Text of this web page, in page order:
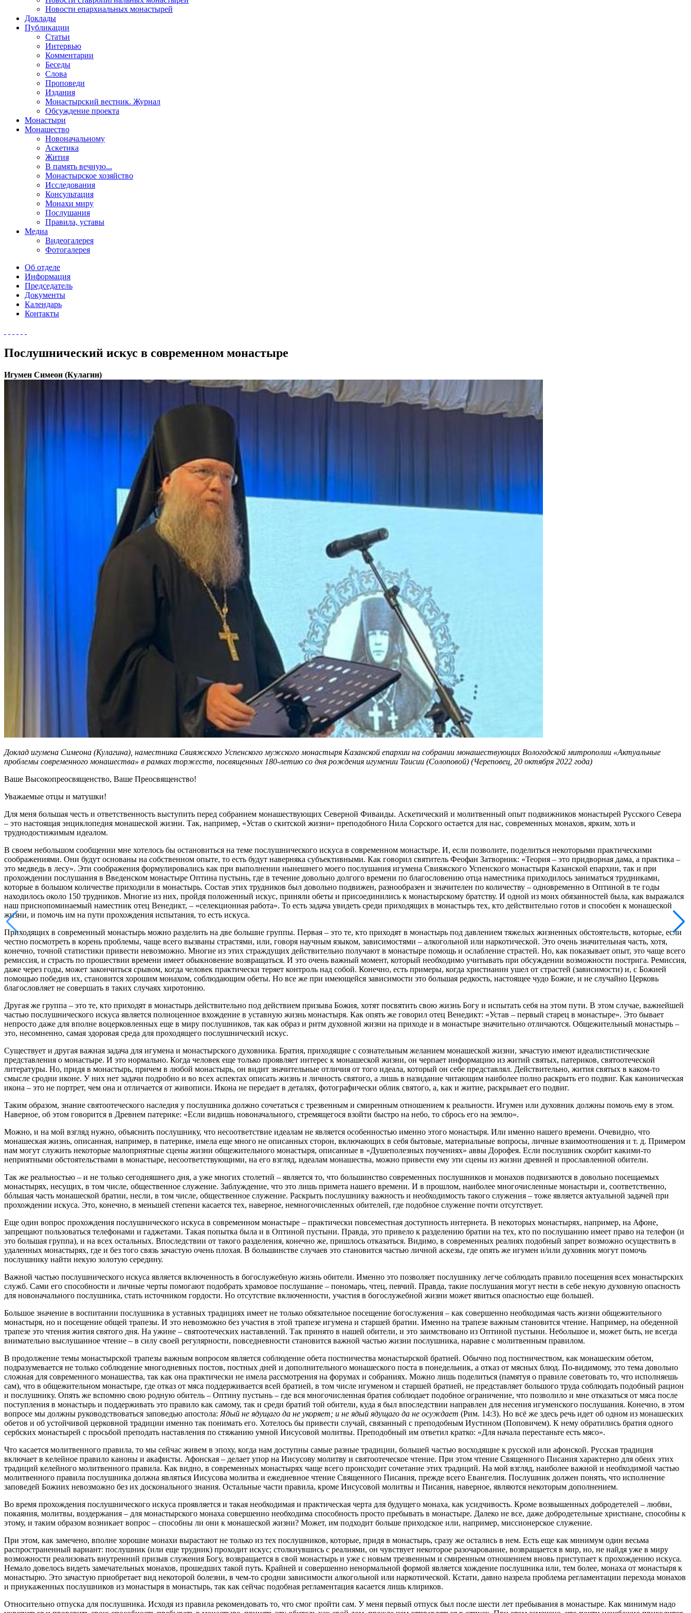
Новости епархиальных монастырей
Доклады
Публикации
Статьи
Интервью
Комментарии
Беседы
Слова
Проповеди
Издания
Монастырский вестник. Журнал
Обсуждение проекта
Монастыри
Монашество
Новоначальному
Аскетика
Жития
В память вечную...
Монастырское хозяйство
Исследования
Консультация
Монахи миру
Послушания
Правила, уставы
Медиа
Видеогалерея
Фотогалерея
Об отделе
Информация
Председатель
Документы
Календарь
Контакты
Послушнический искус в современном монастыре
Игумен Симеон (Кулагин)
Доклад игумена Симеона (Кулагина), наместника Свияжского Успенского мужского монастыря Казанской епархии на собрании монашествующих Вологодской митрополии «Актуальные
проблемы современного монашества» в рамках торжеств, посвященных 180-летию со дня рождения игумении Таисии (Солоповой) (Череповец, 20 октября 2022 года)
Ваше Высокопреосвященство, Ваше Преосвященство!
Уважаемые отцы и матушки!
Для меня большая честь и ответственность выступить перед собранием монашествующих Северной Фиваиды. Аскетический и молитвенный опыт подвижников монастырей Русского Севера
– это настоящая энциклопедия монашеской жизни. Так, например, «Устав о скитской жизни» преподобного Нила Сорского остается для нас, современных монахов, ярким, хоть и
труднодостижимым идеалом.
В своем небольшом сообщении мне хотелось бы остановиться на теме послушнического искуса в современном монастыре. И, если позволите, поделиться некоторыми практическими
соображениями. Они будут основаны на собственном опыте, то есть будут наверняка субъективными. Как говорил святитель Феофан Затворник: «Теория – это придворная дама, а практика –
это медведь в лесу». Эти соображения формулировались как при выполнении нынешнего моего послушания игумена Свияжского Успенского монастыря Казанской епархии, так и при
прохождении послушания в Введенском монастыре Оптина пустынь, где в течение довольно долгого времени по благословению отца наместника приходилось заниматься трудниками,
которые в большом количестве приходили в монастырь. Состав этих трудников был довольно подвижен, разнообразен и значителен по количеству – одновременно в Оптиной в те годы
находилось около 150 трудников. Многие из них, пройдя положенный искус, приняли обеты и присоединились к монастырскому братству. И одной из моих обязанностей была, как выражался
наш приснопоминаемый наместник отец Венедикт, – «селекционная работа». То есть задача увидеть среди приходящих в монастырь тех, кто действительно готов и способен к монашеской
жизни, и помочь им на пути прохождения испытания, то есть искуса.
Приходящих в современный монастырь можно разделить на две большие группы. Первая – это те, кто приходят в монастырь под давлением тяжелых жизненных обстоятельств, которые, если
честно посмотреть в корень проблемы, чаще всего вызваны страстями, или, говоря научным языком, зависимостями – алкогольной или наркотической. Это очень значительная часть, хотя,
конечно, точной статистики привести невозможно. Многие из этих страждущих действительно получают в монастыре помощь и ослабление страстей. Но, как показывает опыт, это чаще всего
ремиссия, и страсть по прошествии времени имеет обыкновение возвращаться. И это очень важный момент, который необходимо учитывать при обсуждении возможности пострига. Ремиссия,
даже через годы, может закончиться срывом, когда человек практически теряет контроль над собой. Конечно, есть примеры, когда христианин ушел от страстей (зависимости) и, с Божией
помощью победив их, становится хорошим монахом, соблюдающим обеты. Но все же при имеющейся зависимости это большая редкость, настоящее чудо Божие, и не случайно Церковь
благословляет не совершать в таких случаях хиротонию.
Другая же группа – это те, кто приходят в монастырь действительно под действием призыва Божия, хотят посвятить свою жизнь Богу и испытать себя на этом пути. В этом случае, важнейшей
частью послушнического искуса является полноценное вхождение в уставную жизнь монастыря. Как опять же говорил отец Венедикт: «Устав – первый старец в монастыре». Это бывает
непросто даже для вполне воцерковленных еще в миру послушников, так как образ и ритм духовной жизни на приходе и в монастыре значительно отличаются. Общежительный монастырь –
это, несомненно, самая здоровая среда для проходящего послушнический искус.
Существует и другая важная задача для игумена и монастырского духовника. Братия, приходящие с сознательным желанием монашеской жизни, зачастую имеют идеалистистические
представления о монастыре. И это нормально. Когда человек еще только проявляет интерес к монашеской жизни, он черпает информацию из житий святых, патериков, святоотеческой
литературы. Но, придя в монастырь, причем в любой монастырь, он видит значительные отличия от того идеала, который он себе представлял. Действительно, жития святых в каком-то
смысле сродни иконе. У них нет задачи подробно и во всех аспектах описать жизнь и личность святого, а лишь в назидание читающим наиболее полно раскрыть его подвиг. Как каноническая
икона – это не портрет, чем она и отличается от живописи. Икона не передает в деталях, фотографически облик святого, а, как и житие, раскрывает его подвиг.
Таким образом, знание святоотеческого наследия у послушника должно сочетаться с трезвенным и смиренным отношением к реальности. Игумен или духовник должны помочь ему в этом.
Наверное, об этом говорится в Древнем патерике: «Если видишь новоначального, стремящегося взойти быстро на небо, то сбрось его на землю».
Можно, и на мой взгляд нужно, объяснить послушнику, что несоответствие идеалам не является особенностью именно этого монастыря. Или именно нашего времени. Очевидно, что
монашеская жизнь, описанная, например, в патерике, имела еще много не описанных сторон, включающих в себя бытовые, материальные вопросы, личные взаимоотношения и т. д. Примером
нам могут служить некоторые малоприятные сцены жизни общежительного монастыря, описанные в «Душеполезных поучениях» аввы Дорофея. Если послушник скорбит какими-то
неприятными обстоятельствами в монастыре, несоответствующими, на его взгляд, идеалам монашества, можно привести ему эти сцены из жизни древней и прославленной обители.
Так же реальностью – и не только сегодняшнего дня, а уже многих столетий – является то, что большинство современных послушников и монахов подвизаются в довольно посещаемых
монастырях, несущих, в том числе, общественное служение. Заблуждение, что это лишь примета нашего времени. И в прошлом, наиболее многочисленные монастыри и, соответственно,
бóльшая часть монашеской братии, несли, в том числе, общественное служение. Раскрыть послушнику важность и необходимость такого служения – тоже является актуальной задачей при
прохождении искуса. Это, конечно, в меньшей степени касается тех, наверное, немногочисленных обителей, где подобное служение почти отсутствует.
Еще один вопрос прохождения послушнического искуса в современном монастыре – практически повсеместная доступность интернета. В некоторых монастырях, например, на Афоне,
запрещают пользоваться телефонами и гаджетами. Такая попытка была и в Оптиной пустыни. Правда, это привело к разделению братии на тех, кто по послушанию имеет право на телефон (и
это большая группа), и на всех остальных. Впоследствии от такого разделения, конечно же, пришлось отказаться. Видимо, в современных реалиях подобный запрет возможно осуществить в
удаленных монастырях, где и без того связь зачастую очень плохая. В большинстве случаев это становится частью личной аскезы, где опять же игумен и/или духовник могут помочь
послушнику найти некую золотую середину.
Важной частью послушнического искуса является включенность в богослужебную жизнь обители. Именно это позволяет послушнику легче соблюдать правило посещения всех монастырских
служб. Сами его способности и личные черты помогают подобрать храмовое послушание – пономарь, чтец, певчий. Правда, такие послушания могут нести в себе некую духовную опасность
для новоначального послушника, стать источником гордости. Но отсутствие включенности, участия в богослужебной жизни может явиться опасностью еще большей.
Большое значение в воспитании послушника в уставных традициях имеет не только обязательное посещение богослужения – как совершенно необходимая часть жизни общежительного
монастыря, но и посещение общей трапезы. И это невозможно без участия в этой трапезе игумена и старшей братии. Именно на трапезе важным становится чтение. Например, на обеденной
трапезе это чтения жития святого дня. На ужине – святоотеческих наставлений. Так принято в нашей обители, и это заимствовано из Оптиной пустыни. Небольшое и, может быть, не всегда
внимательно выслушанное чтение – в силу своей регулярности, повседневности становится важной частью жизни послушника, наравне с молитвенным правилом.
В продолжение темы монастырской трапезы важным вопросом является соблюдение обета постничества монастырской братией. Обычно под постничеством, как монашеским обетом,
подразумевается не только соблюдение многодневных постов, постных дней и дополнительного монашеского поста в понедельник, а отказ от мясных блюд. По-видимому, это тема довольно
сложная для современного монашества, так как она практически не имела рассмотрения на форумах и собраниях. Можно лишь поделиться (памятуя о правиле советовать то, что исполняешь
сам), что в общежительном монастыре, где отказ от мяса поддерживается всей братией, в том числе игуменом и старшей братией, не представляет большого труда соблюдать подобный рацион
и послушнику. Опять же вспомню свою родную обитель – Оптину пустынь – где вся многочисленная братия соблюдает подобное ограничение, что позволило и мне отказаться от мяса после
поступления в монастырь и поддерживать это правило как самому, так и среди братий той обители, куда я был впоследствии направлен для несения игуменского послушания. Конечно, в этом
вопросе мы должны руководствоваться заповедью апостола: Ядый не ядущаго да не укоряет; и не ядый ядущаго да не осуждает (Рим. 14:3). Но всё же здесь речь идет об одном из монашеских
обетов и об устойчивой церковной традиции именно так понимать его. Хотелось бы привести случай, связанный с преподобным Иустином (Поповичем). К нему обратились братия одного
сербских монастырей с просьбой преподать наставления по стяжанию умной Иисусовой молитвы. Преподобный им ответил кратко: «Для начала перестаньте есть мясо».
Что касается молитвенного правила, то мы сейчас живем в эпоху, когда нам доступны самые разные традиции, большей частью восходящие к русской или афонской. Русская традиция
включает в келейное правило каноны и акафисты. Афонская – делает упор на Иисусову молитву и святоотеческое чтение. При этом чтение Священного Писания характерно для обеих этих
традиций келейного молитвенного правила. Как видно, в современных монастырях чаще всего происходит сочетание этих традиций. На мой взгляд, наиболее важной и необходимой частью
молитвенного правила послушника должна являться Иисусова молитва и ежедневное чтение Священного Писания, прежде всего Евангелия. Послушник должен понять, что исполнение
заповедей Божиих невозможно без их досконального знания. Остальные части правила, кроме Иисусовой молитвы и Писания, наверное, являются некоторым дополнением.
Во время прохождения послушнического искуса проявляется и такая необходимая и практическая черта для будущего монаха, как усидчивость. Кроме возвышенных добродетелей – любви,
покаяния, молитвы, воздержания – для монастырского монаха совершенно необходима способность просто пребывать в монастыре. Далеко не все, даже добродетельные христиане, способны к
этому, и таким образом возникает вопрос – способны ли они к монашеской жизни? Может, им подходит больше приходское или, например, миссионерское служение.
При этом, как замечено, вполне хорошие монахи вырастают не только из тех послушников, которые, придя в монастырь, сразу же остались в нем. Есть еще как минимум один весьма
распространенный вариант: послушник (или еще трудник) проходит искус; столкнувшись с реалиями, он чувствует некоторое разочарование, возвращается в мир, но, не найдя уже в миру
возможности реализовать внутренний призыв служения Богу, возвращается в свой монастырь и уже с новым трезвенным и смиренным отношением вновь приступает к прохождению искуса.
Немало довелось видеть замечательных монахов, прошедших такой путь. Крайней и совершенно ненормальной формой является хождение послушника или, тем более, монаха от монастыря к
монастырю. Это зачастую приобретает вид некоторой болезни, в чем-то сродни зависимости алкогольной или наркотической. Кстати, давно назрела проблема регламентации перехода монахов
и приукаженных послушников из монастыря в монастырь, так как сейчас подобная регламентация касается лишь клириков.
Относительно отпуска для послушника. Исходя из правила рекомендовать то, что смог пройти сам. У меня первый отпуск был после шести лет пребывания в монастыре. Как минимум надо